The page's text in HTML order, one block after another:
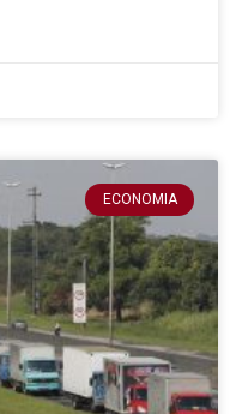
ECONOMIA